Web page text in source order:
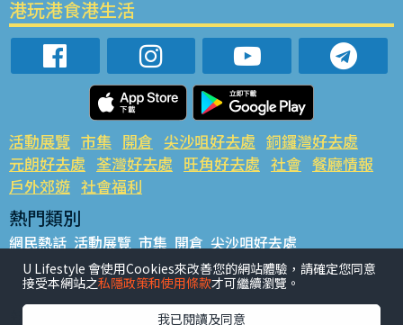
港玩港食港生活
活動展覽 市集 開倉 尖沙咀好去處 銅鑼灣好去處
元朗好去處 荃灣好去處 旺角好去處 社會 餐廳情報
戶外郊遊 社會福利
熱門類別
網民熱話 活動展覽 市集 開倉 尖沙咀好去處
銅鑼灣好去處 元朗好去處 荃灣好去處 旺角好去處 社會
餐廳情報 戶外郊遊
熱門標籤
U Lifestyle 會使用Cookies來改善您的網站體驗，請確定您同意
接受本網站之私隱政策和使用條款才可繼續瀏覽。
我已閱讀及同意